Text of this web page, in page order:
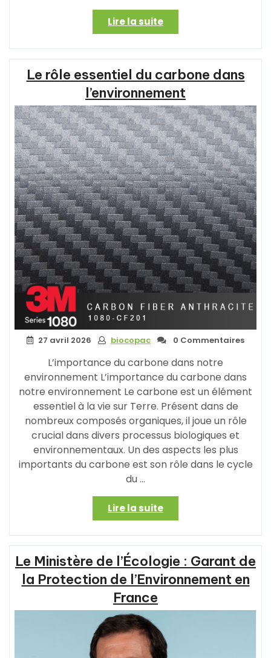
Lire la suite« Les
Avantages
Écologiques
du
Papier
Kraft
:
Un
Choix
Responsable
pour
l’Emballage »
Le rôle essentiel du carbone dans
l’environnement
27 avril 2026 biocopac 0 Commentaires
L’importance du carbone dans notre
environnement L’importance du carbone dans
notre environnement Le carbone est un élément
essentiel à la vie sur Terre. Présent dans de
nombreux composés organiques, il joue un rôle
crucial dans divers processus biologiques et
environnementaux. Un des aspects les plus
importants du carbone est son rôle dans le cycle
du …
Lire la suite« Le
rôle
essentiel
du
carbone
dans
l’environnement »
Le Ministère de l’Écologie : Garant de
la Protection de l’Environnement en
France